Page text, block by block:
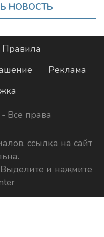
НОВОСТЬ
Правила
Реклама
- Все права
ссылка на сайт
и нажмите